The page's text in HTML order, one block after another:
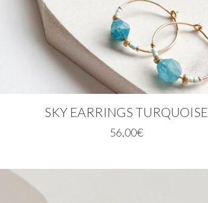
SKY EARRINGS TURQUOISE
56,00€